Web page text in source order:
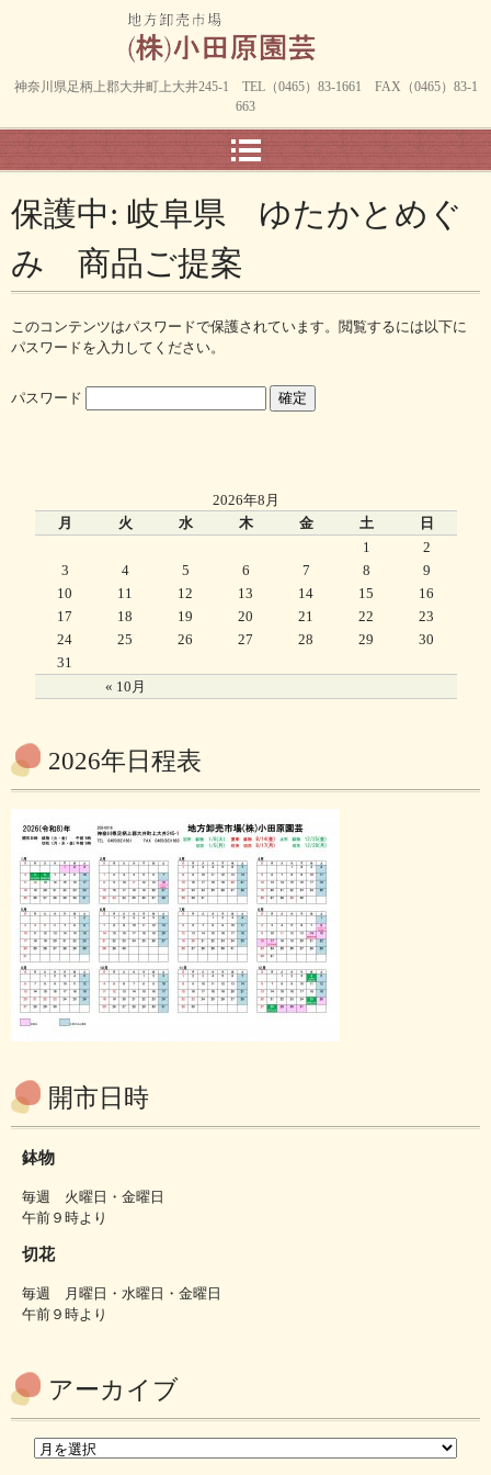
神奈川県足柄上郡大井町上大井245-1 TEL（0465）83-1661 FAX（0465）83-1
663
保護中: 岐阜県 ゆたかとめぐ
み 商品ご提案
このコンテンツはパスワードで保護されています。閲覧するには以下に
パスワードを入力してください。
パスワード
2026年8月
月
火 水 木 金 土 日
« 10月
1
2
3
4 5 6 7 8
9
10
11 12 13 14 15
16
17
18 19 20 21 22
23
24
25 26 27 28 29
30
31
2026年日程表
開市日時
鉢物
毎週 火曜日・金曜日
午前９時より
切花
毎週 月曜日・水曜日・金曜日
午前９時より
アーカイブ